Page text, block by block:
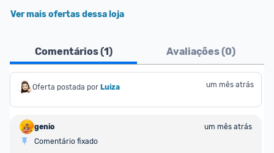
Ver mais ofertas dessa loja
Comentários (1) Avaliações (0)
Oferta postada por Luiza um mês atrás
genio
um mês atrás
Comentário fixado